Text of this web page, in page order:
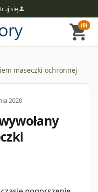
sięperson
shopping_cart
(0)
maseczki ochronnej
2020